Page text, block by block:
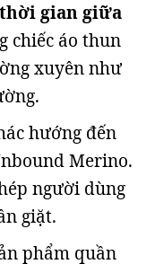
gian giữa
chiếc áo thun
xuyên như
hướng đến
Merino.
người dùng
giặt.
phẩm quần